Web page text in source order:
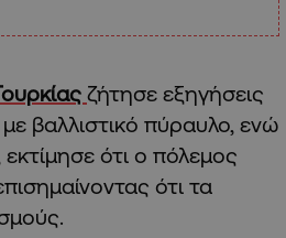
ζήτησε εξηγήσεις
βαλλιστικό πύραυλο, ενώ
εκτίμησε ότι ο πόλεμος
ότι τα